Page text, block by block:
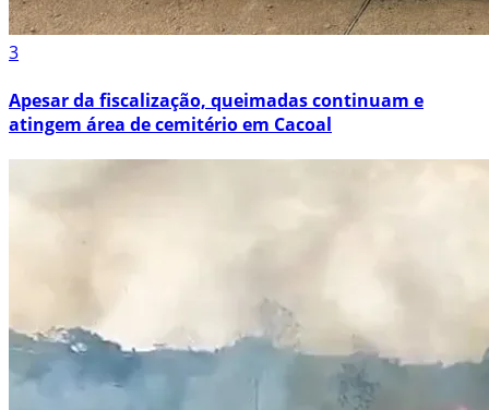
3
Apesar da fiscalização, queimadas continuam e
atingem área de cemitério em Cacoal